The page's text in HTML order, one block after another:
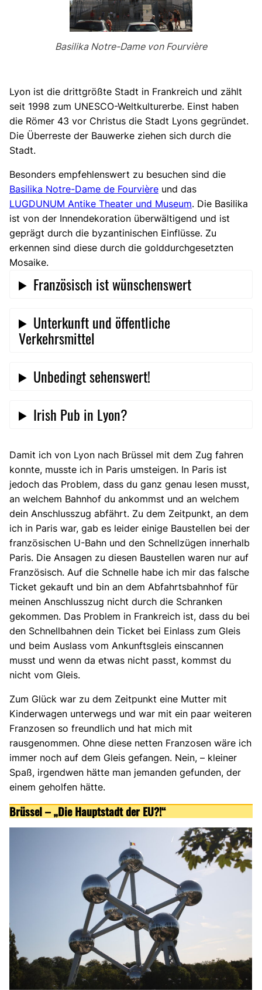
Basilika Notre-Dame von Fourvière
Lyon ist die drittgrößte Stadt in Frankreich und zählt
seit 1998 zum UNESCO-Weltkulturerbe. Einst haben
die Römer 43 vor Christus die Stadt Lyons gegründet.
Die Überreste der Bauwerke ziehen sich durch die
Stadt.
Besonders empfehlenswert zu besuchen sind die
Basilika Notre-Dame de Fourvière und das
LUGDUNUM Antike Theater und Museum. Die Basilika
ist von der Innendekoration überwältigend und ist
geprägt durch die byzantinischen Einflüsse. Zu
erkennen sind diese durch die golddurchgesetzten
Mosaike.
Französisch ist wünschenswert
Unterkunft und öffentliche
Verkehrsmittel
Unbedingt sehenswert!
Irish Pub in Lyon?
Damit ich von Lyon nach Brüssel mit dem Zug fahren
konnte, musste ich in Paris umsteigen. In Paris ist
jedoch das Problem, dass du ganz genau lesen musst,
an welchem Bahnhof du ankommst und an welchem
dein Anschlusszug abfährt. Zu dem Zeitpunkt, an dem
ich in Paris war, gab es leider einige Baustellen bei der
französischen U-Bahn und den Schnellzügen innerhalb
Paris. Die Ansagen zu diesen Baustellen waren nur auf
Französisch. Auf die Schnelle habe ich mir das falsche
Ticket gekauft und bin an dem Abfahrtsbahnhof für
meinen Anschlusszug nicht durch die Schranken
gekommen. Das Problem in Frankreich ist, dass du bei
den Schnellbahnen dein Ticket bei Einlass zum Gleis
und beim Auslass vom Ankunftsgleis einscannen
musst und wenn da etwas nicht passt, kommst du
nicht vom Gleis.
Zum Glück war zu dem Zeitpunkt eine Mutter mit
Kinderwagen unterwegs und war mit ein paar weiteren
Franzosen so freundlich und hat mich mit
rausgenommen. Ohne diese netten Franzosen wäre ich
immer noch auf dem Gleis gefangen. Nein, – kleiner
Spaß, irgendwen hätte man jemanden gefunden, der
einem geholfen hätte.
Brüssel – „Die Hauptstadt der EU?!“